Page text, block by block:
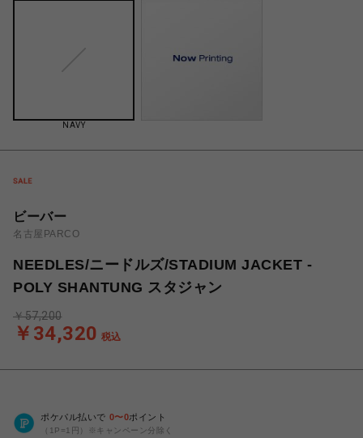
NAVY
ビーバー
名古屋PARCO
NEEDLES/ニードルズ/STADIUM JACKET -
POLY SHANTUNG スタジャン
￥34,320 税込
￥57,200
ポケパル払いで 0〜0ポイント
（1P=1円）※キャンペーン分除く